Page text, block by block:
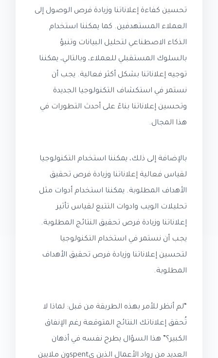
تحسين كفاءة إعلاناتنا وزيادة فرص الوصول إلى
العملاء المستهدفين. كما يمكننا استخدام
الذكاء الاصطناعي لتحليل البيانات وتنبؤ
بالسلوك المستقبلي للعملاء، وبالتالي، يمكننا
توجيه إعلاناتنا بشكل أكثر فعالية. يجب أن
نستمر في استكشاف التكنولوجيا الجديدة
وتحسين إعلاناتنا بناءً على أحدث التطورات في
هذا المجال.
بالإضافة إلى ذلك، يمكننا استخدام التكنولوجيا
لقياس فعالية إعلاناتنا وزيادة فرص تحقيق
الأهداف المطلوبة. يمكننا استخدام أدوات مثل
تحليلات الويب وادوات التتبع لقياس تأثير
إعلاناتنا وزيادة فرص تحقيق النتائج المطلوبة.
يجب أن نستمر في استخدام التكنولوجيا
لتحسين إعلاناتنا وزيادة فرص تحقيق الأهداف
المطلوبة.
“لم أنظر للأمر بهذه الطريقة من قبل: لماذا لا
تُحقق إعلاناتك النتائج المتوقعة رغم الإنفاق
الكبير؟” هذا السؤال يطرح نفسه في أذهان
العديد من رواد الأعمال الذين يspentون ملايين